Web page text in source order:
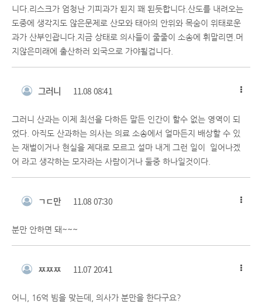
니다.리스크가 엄청난 기피과가 된지 꽤 된듯합니다.산도를 내려오는
도중에 생각지도 않은문제로 산모와 태아의 안위와 목숨이 위태로운
과가 산부인괍니다.지금 상태로 의사들이 줄줄이 소송에 휘말리면.머
지않은미래에 출산하러 외국으로 가야될겁니다.
그러니 11.08 08:41
그러니 산과는 이제 최선을 다하든 말든 인간이 할수 없는 영역이 되
었다. 아직도 산과하는 의사는 의료 소송에서 얼마든지 배상할 수 있
는 재벌이거나 현실을 제대로 모르고 설마 내게 그런 일이 일어나겠
어 라고 생각하는 모자라는 사람이거나 둘중 하나일것이다.
ㄱㄷ만 11.08 07:30
분만 안하면 돼~~~
ㅉㅉㅉ 11.07 20:41
어니, 16억 빔을 맞는데, 의사가 분만을 한다구요?